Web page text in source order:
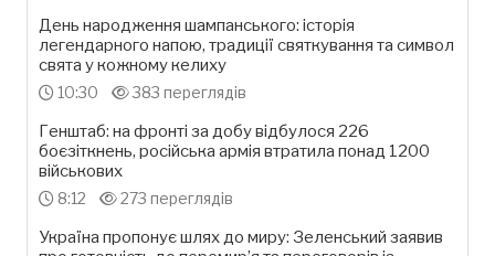
День народження шампанського: історія
легендарного напою, традиції святкування та символ
свята у кожному келиху
10:30 383 переглядів
Генштаб: на фронті за добу відбулося 226
боєзіткнень, російська армія втратила понад 1200
військових
8:12 273 переглядів
Україна пропонує шлях до миру: Зеленський заявив